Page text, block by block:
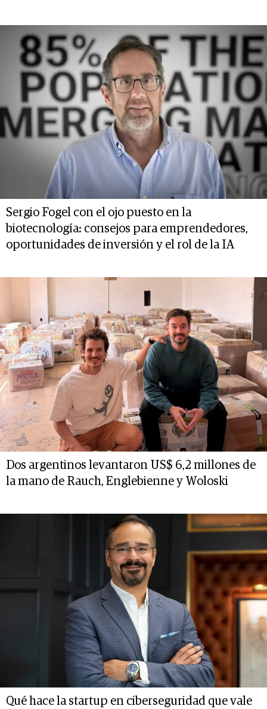
Sergio Fogel con el ojo puesto en la
biotecnología: consejos para emprendedores,
oportunidades de inversión y el rol de la IA
Dos argentinos levantaron US$ 6,2 millones de
la mano de Rauch, Englebienne y Woloski
Qué hace la startup en ciberseguridad que vale